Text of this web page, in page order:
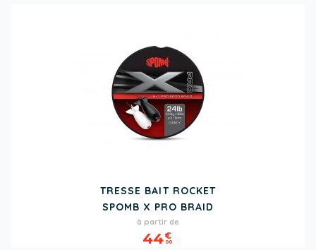
TRESSE BAIT ROCKET
SPOMB X PRO BRAID
Prix
à partir de
44€
00